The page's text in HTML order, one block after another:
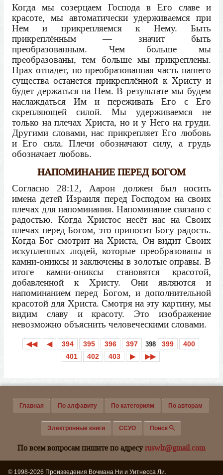
Когда мы созерцаем Господа в Его славе и
красоте, мы автоматически удерживаемся при
Нём и прикрепляемся к Нему. Быть
прикреплённым — значит быть
преобразованным. Чем больше мы
преобразованы, тем больше мы прикреплены.
Прах отпадёт, но преобразованная часть нашего
существа останется прикреплённой к Христу и
будет держаться на Нём. В результате мы будем
наслаждаться Им и переживать Его с Его
скрепляющей силой. Мы удерживаемся не
только на плечах Христа, но и у Него на груди.
Другими словами, нас прикрепляет Его любовь
и Его сила. Плечи обозначают силу, а грудь
обозначает любовь.
НАПОМИНАНИЕ ПЕРЕД БОГОМ
Согласно 28:12, Аарон должен был носить
имена детей Израиля перед Господом на своих
плечах для напоминания. Напоминание связано с
радостью. Когда Христос несёт нас на Своих
плечах перед Богом, это приносит Богу радость.
Когда Бог смотрит на Христа, Он видит Своих
искупленных людей, которые преобразованы в
камни-ониксы и заключены в золотые оправы. В
итоге камни-ониксы становятся красотой,
добавленной к Христу. Они являются и
напоминанием перед Богом, и дополнительной
красотой для Христа. Смотря на эту картину, мы
видим славу и красоту. Это изображение
невозможно объяснить человеческими словами.
◀◀ ◀ 394 395 396 397 398 399
400
401
402 403 ▶ ▶▶
Главная По алфавиту По категориям По авторам
Электронные книги ССУО Поиск
По всем вопросам пишите по адресуruswlr@gmail.com
© 1998-2026 Произведения Вочмана Ни и Уитнесса Ли.